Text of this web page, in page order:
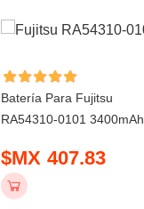
Batería Para Fujitsu
RA54310-0101 3400mAh
$MX 407.83